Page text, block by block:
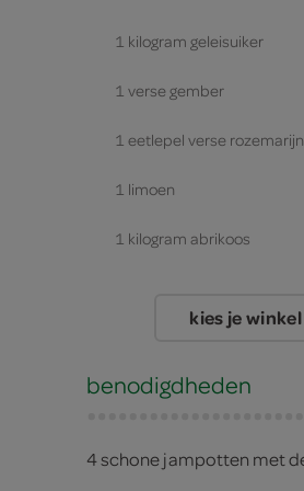
1 kilogram geleisuiker
1 verse gember
1 eetlepel verse rozemarijn
1 limoen
1 kilogram abrikoos
kies je winkel
benodigdheden
4 schone jampotten met